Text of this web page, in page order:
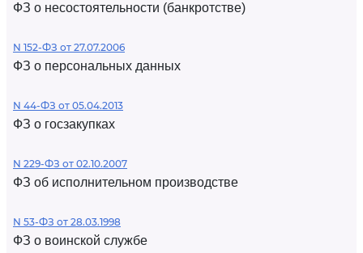
ФЗ о несостоятельности (банкротстве)
N 152-ФЗ от 27.07.2006
ФЗ о персональных данных
N 44-ФЗ от 05.04.2013
ФЗ о госзакупках
N 229-ФЗ от 02.10.2007
ФЗ об исполнительном производстве
N 53-ФЗ от 28.03.1998
ФЗ о воинской службе